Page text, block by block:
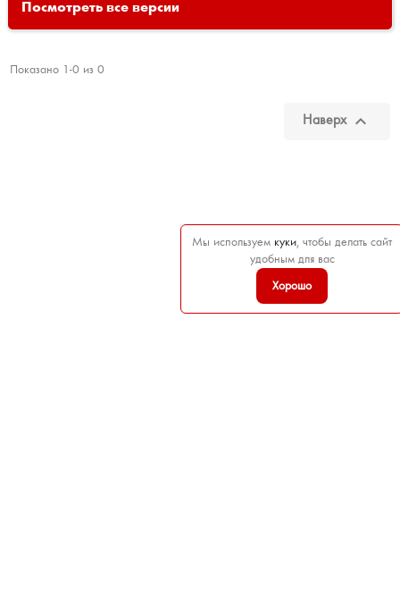
Мы используем куки , чтобы делать сайт
удобным для вас
Хорошо
Посмотреть все версии
Показано 1-0 из 0
Наверх 